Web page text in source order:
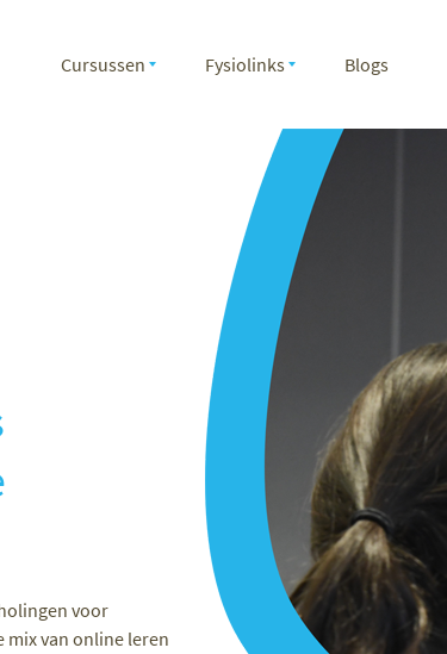
Cursussen Fysiolinks Blogs
voor
van online leren